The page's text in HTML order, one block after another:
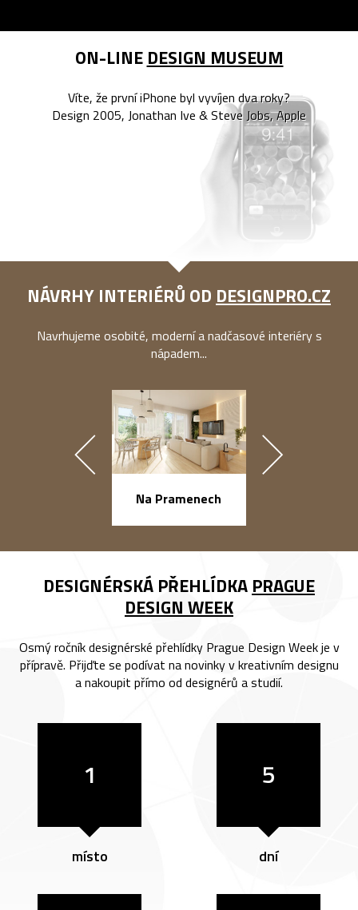
ON-LINE DESIGN MUSEUM
Víte, že první iPhone byl vyvíjen dva roky?
Design 2005, Jonathan Ive & Steve Jobs, Apple
NÁVRHY INTERIÉRŮ OD DESIGNPRO.CZ
Navrhujeme osobité, moderní a nadčasové interiéry s
nápadem...
Na Pramenech
DESIGNÉRSKÁ PŘEHLÍDKA PRAGUE
DESIGN WEEK
Osmý ročník designérské přehlídky Prague Design Week je v
přípravě. Přijďte se podívat na novinky v kreativním designu
a nakoupit přímo od designérů a studií.
1
místo
5
dní